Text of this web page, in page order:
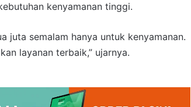
kenyamanan tinggi.
juta semalam hanya untuk kenyamanan.
layanan terbaik,” ujarnya.